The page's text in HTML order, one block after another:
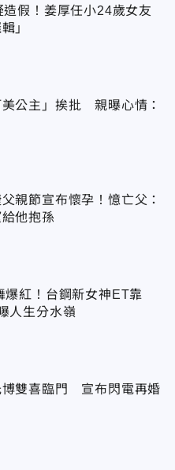
造假！姜厚任小24歲女友
」
公主」挨批 親曝心情：
親節宣布懷孕！憶亡父：
他抱孫
爆紅！台鋼新女神ET靠
人生分水嶺
博雙喜臨門 宣布閃電再婚